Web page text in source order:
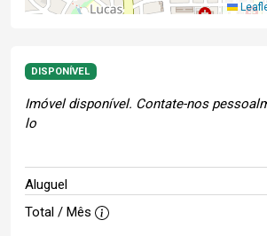
DISPONÍVEL
Imóvel disponível. Contate-nos
lo
Aluguel
Total / Mês